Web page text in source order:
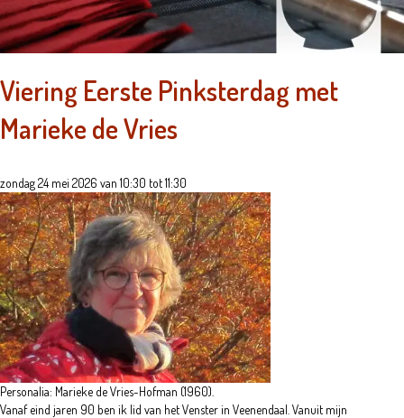
Viering Eerste Pinksterdag met
Marieke de Vries
zondag 24 mei 2026 van 10:30 tot 11:30
Personalia: Marieke de Vries-Hofman (1960).
Vanaf eind jaren 90 ben ik lid van het Venster in Veenendaal. Vanuit mijn